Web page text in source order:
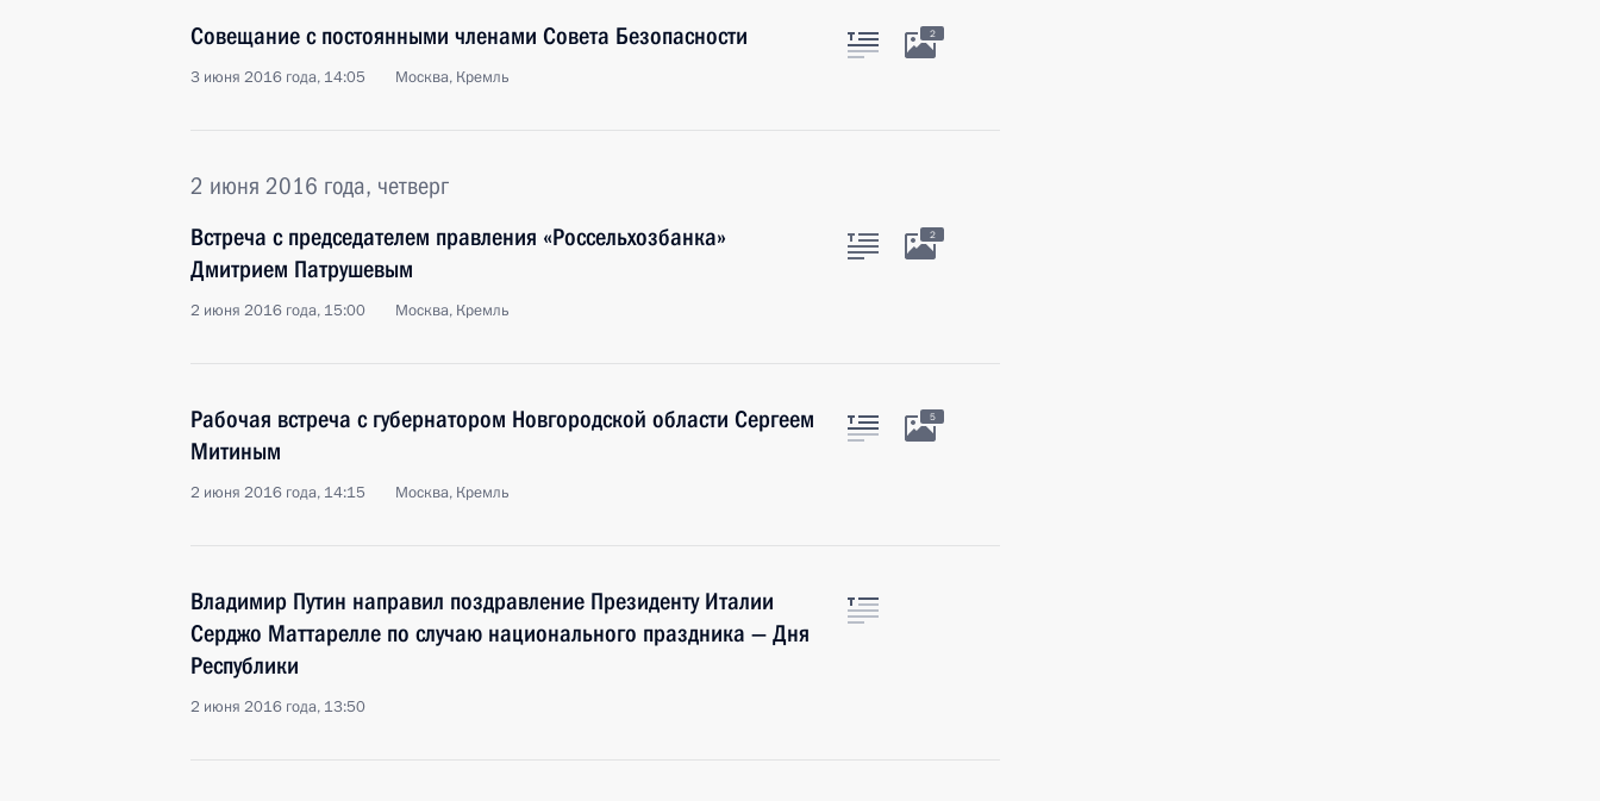
Совещание с постоянными членами Совета Безопасности
3 июня 2016 года, 14:05 Москва, Кремль
2
2 июня 2016 года, четверг
Встреча с председателем правления «Россельхозбанка»
Дмитрием Патрушевым
2 июня 2016 года, 15:00 Москва, Кремль
2
Рабочая встреча с губернатором Новгородской области Сергеем
Митиным
2 июня 2016 года, 14:15 Москва, Кремль
5
Владимир Путин направил поздравление Президенту Италии
Серджо Маттарелле по случаю национального праздника — Дня
Республики
2 июня 2016 года, 13:50